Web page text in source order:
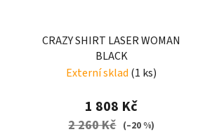
CRAZY SHIRT LASER WOMAN
BLACK
Externí sklad (1 ks)
1 808 Kč
2 260 Kč (–20 %)